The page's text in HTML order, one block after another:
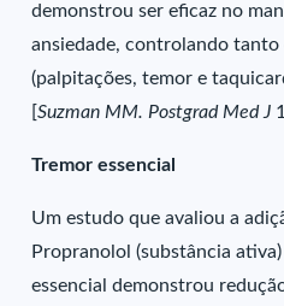
demonstrou ser eficaz no
ansiedade, controlando
(palpitações, temor e
[Suzman MM. Postgrad Med J
Tremor essencial
Um estudo que avaliou a
Propranolol (substância
essencial demonstrou